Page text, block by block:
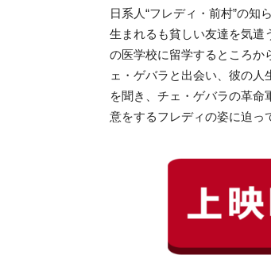
日系人“フレディ・前村”の知
生まれるも貧しい友達を気遣
の医学校に留学するところか
ェ・ゲバラと出会い、彼の
を聞き、チェ・ゲバラの革
意をするフレディの姿に迫っ